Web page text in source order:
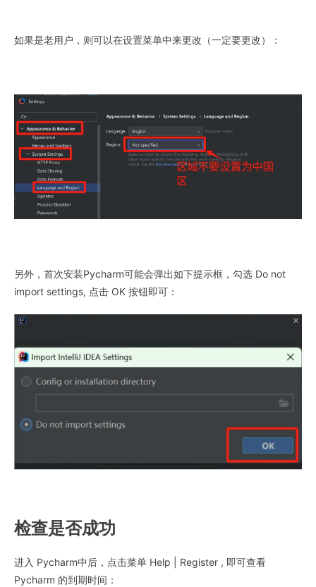
如果是老用户，则可以在设置菜单中来更改（一定要更改）：
另外，首次安装Pycharm可能会弹出如下提示框，勾选 Do not
import settings, 点击 OK 按钮即可：
检查是否成功
进入 Pycharm中后，点击菜单 Help | Register , 即可查看
Pycharm 的到期时间：